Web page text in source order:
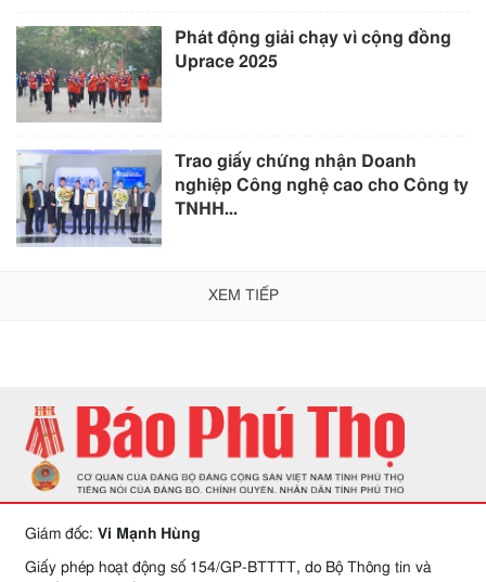
Phát động giải chạy vì cộng đồng
Uprace 2025
Trao giấy chứng nhận Doanh
nghiệp Công nghệ cao cho Công ty
TNHH...
XEM TIẾP
Giám đốc: Vi Mạnh Hùng
Giấy phép hoạt động số 154/GP-BTTTT, do Bộ Thông tin và